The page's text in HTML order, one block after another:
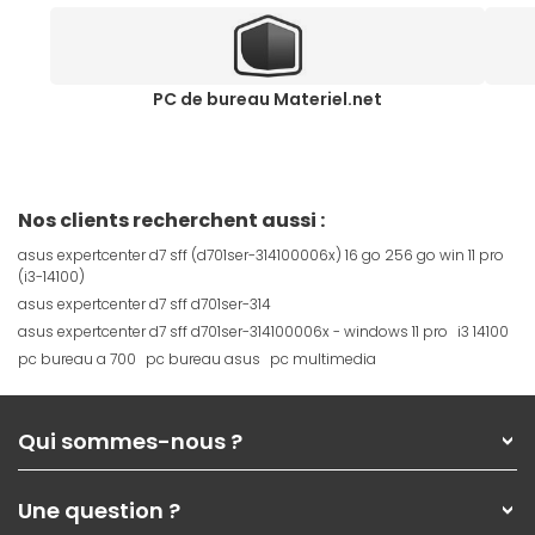
PC de bureau Materiel.net
Nos clients recherchent aussi :
asus expertcenter d7 sff (d701ser-314100006x) 16 go 256 go win 11 pro
(i3-14100)
asus expertcenter d7 sff d701ser-314
asus expertcenter d7 sff d701ser-314100006x - windows 11 pro i3 14100
pc bureau a 700 pc bureau asus pc multimedia
Qui sommes-nous ?
Nos services
Une question ?